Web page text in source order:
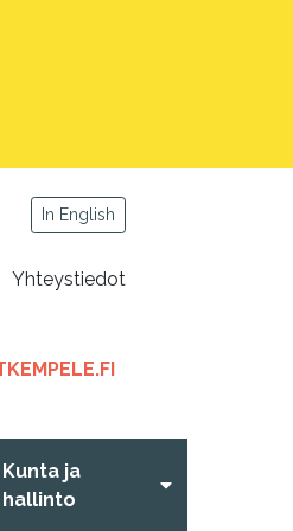
In English
Yhteystiedot
,
VÄLILEHTEEN
Kunta ja
hallinto